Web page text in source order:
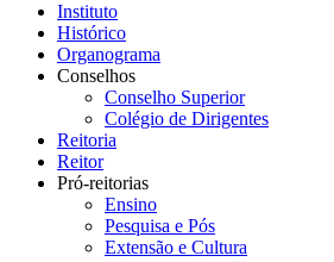
Instituto
Histórico
Organograma
Conselhos
Conselho Superior
Colégio de Dirigentes
Reitoria
Reitor
Pró-reitorias
Ensino
Pesquisa e Pós
Extensão e Cultura